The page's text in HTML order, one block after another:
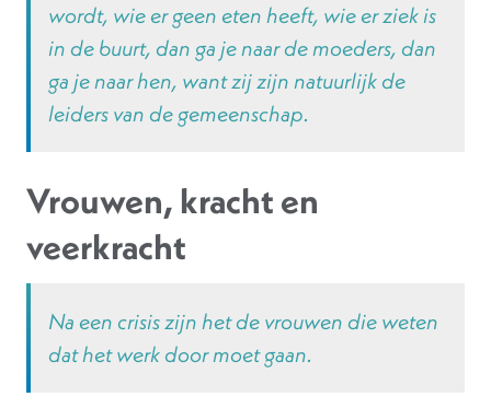
wordt, wie er geen eten heeft, wie er ziek is
in de buurt, dan ga je naar de moeders, dan
ga je naar hen, want zij zijn natuurlijk de
leiders van de gemeenschap.
Vrouwen, kracht en
veerkracht
Na een crisis zijn het de vrouwen die weten
dat het werk door moet gaan.